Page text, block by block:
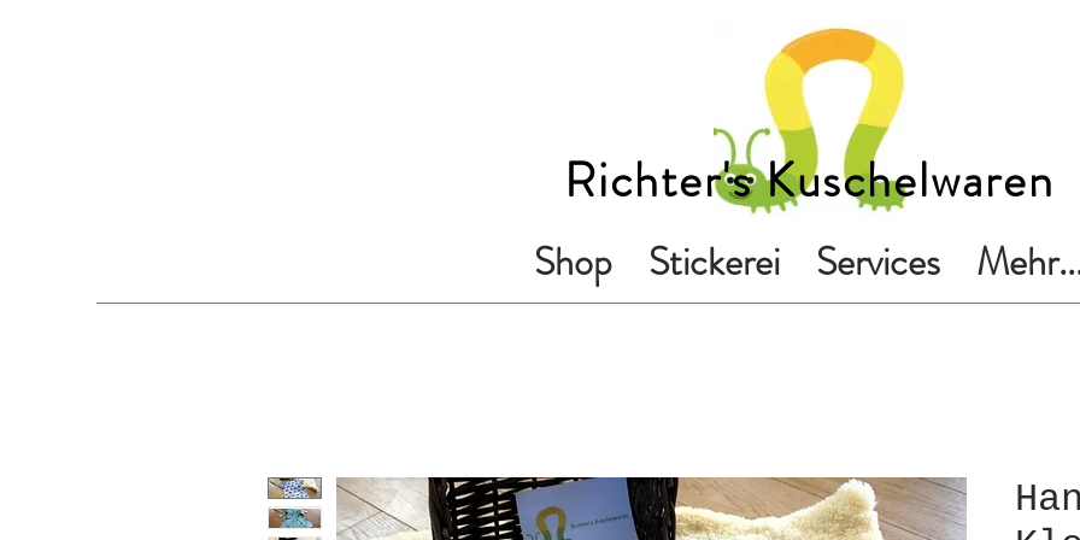
Richter's Kuschelwaren
Shop Stickerei Services